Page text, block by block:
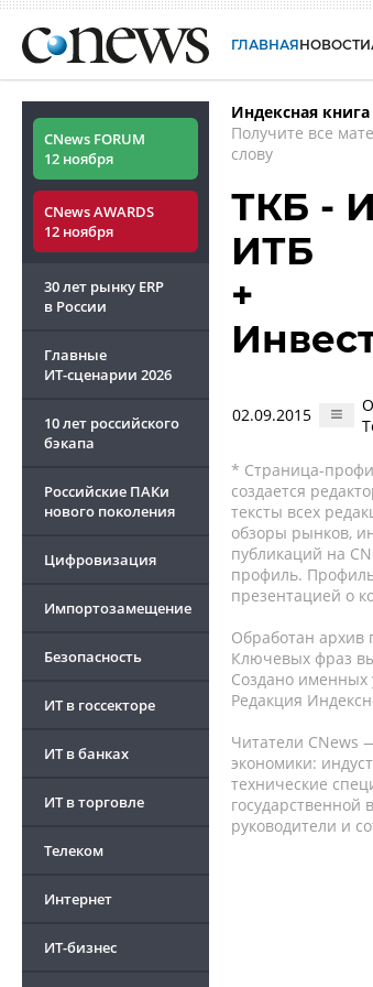
ГЛАВНАЯНОВОСТИ
CNews FORUM
12 ноября
CNews AWARDS
12 ноября
30 лет рынку ERP
в России
Главные
ИТ-сценарии 2026
10 лет российского
бэкапа
Российские ПАКи
нового поколения
Цифровизация
Импортозамещение
Безопасность
ИТ в госсекторе
ИТ в банках
ИТ в торговле
Телеком
Интернет
ИТ-бизнес
Индексная книга
Получите все
слову
ТКБ -
ИТБ
+
02.09.2015
* Страница-
создается
тексты всех
обзоры рынков,
публикаций на
профиль.
презентацией о
Обработан архив
Ключевых фраз
Создано именных
Редакция
Читатели CNews
экономики:
технические
руководители и